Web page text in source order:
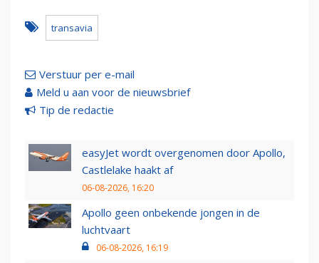
transavia
Verstuur per e-mail
Meld u aan voor de nieuwsbrief
Tip de redactie
easyJet wordt overgenomen door Apollo,
Castlelake haakt af
06-08-2026, 16:20
Apollo geen onbekende jongen in de
luchtvaart
06-08-2026, 16:19